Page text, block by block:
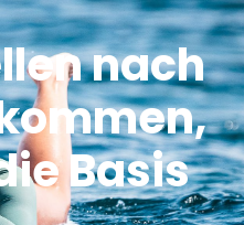
nach
Basis